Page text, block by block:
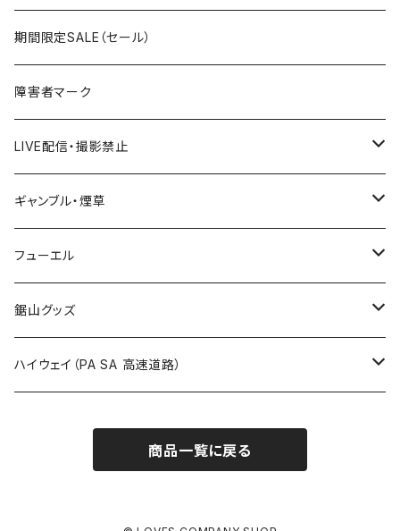
国道600～699号線
国道700～799号線
ROUTE600～699号線
ROUTE700～799号線
ROUTE 600～699号線
ROUTE 700～799号線
ROUTE 100～199号線
ROUTE 600～699号線
ROUTE 700～799号線
宮城県
秋田県
Tシャツ
ステッカー
山形県
福島県
茨城県
栃木県
群馬県
期間限定SALE（セール）
障害者マーク
LIVE配信・撮影禁止
LIVE配信禁止
撮影禁止
ギャンブル・煙草
ホテルキーホルダー
たばこ・禁煙ステッカー
フューエル
ステッカー
鋸山グッズ
Tシャツ
ハイウェイ（PA SA 高速道路）
商品一覧に戻る